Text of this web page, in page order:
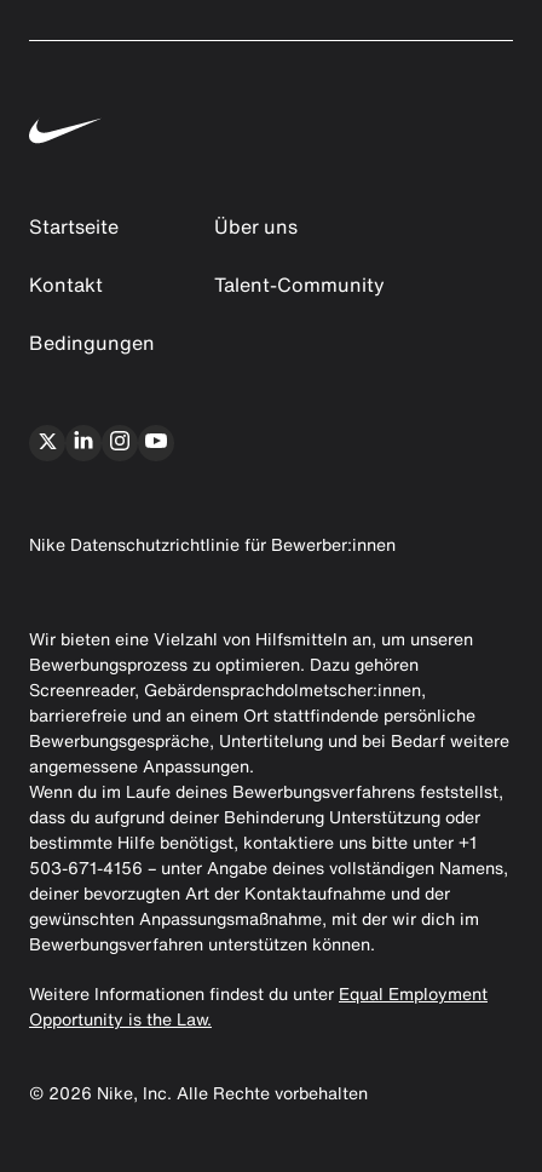
Startseite
Über uns
Kontakt
Talent-Community
Bedingungen
Nike Datenschutzrichtlinie für Bewerber:innen
Wir bieten eine Vielzahl von Hilfsmitteln an, um unseren
Bewerbungsprozess zu optimieren. Dazu gehören
Screenreader, Gebärdensprachdolmetscher:innen,
barrierefreie und an einem Ort stattfindende persönliche
Bewerbungsgespräche, Untertitelung und bei Bedarf weitere
angemessene Anpassungen.
Wenn du im Laufe deines Bewerbungsverfahrens feststellst,
dass du aufgrund deiner Behinderung Unterstützung oder
bestimmte Hilfe benötigst, kontaktiere uns bitte unter +1
503-671-4156 – unter Angabe deines vollständigen Namens,
deiner bevorzugten Art der Kontaktaufnahme und der
gewünschten Anpassungsmaßnahme, mit der wir dich im
Bewerbungsverfahren unterstützen können.
Weitere Informationen findest du unter Equal Employment
Opportunity is the Law.
© 2026 Nike, Inc. Alle Rechte vorbehalten